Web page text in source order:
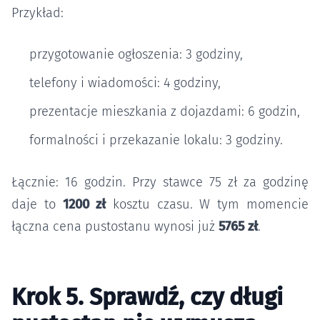
Przykład:
przygotowanie ogłoszenia: 3 godziny,
telefony i wiadomości: 4 godziny,
prezentacje mieszkania z dojazdami: 6 godzin,
formalności i przekazanie lokalu: 3 godziny.
Łącznie: 16 godzin. Przy stawce 75 zł za godzinę
daje to 1200 złkosztu czasu. W tym momencie
łączna cena pustostanu wynosi już5765 zł.
Krok 5. Sprawdź, czy długi